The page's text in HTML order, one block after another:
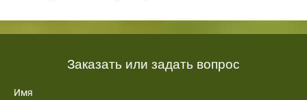
Заказать или задать вопрос
Имя